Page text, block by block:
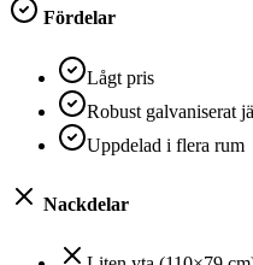
Fördelar
Lågt pris
Robust galvaniserat
Uppdelad i flera rum
Nackdelar